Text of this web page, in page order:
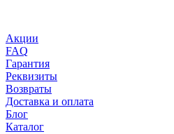
Акции
FAQ
Гарантия
Реквизиты
Возвраты
Доставка и оплата
Блог
Каталог